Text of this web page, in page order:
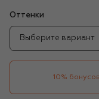
Оттенки
Выберите вариант
10%